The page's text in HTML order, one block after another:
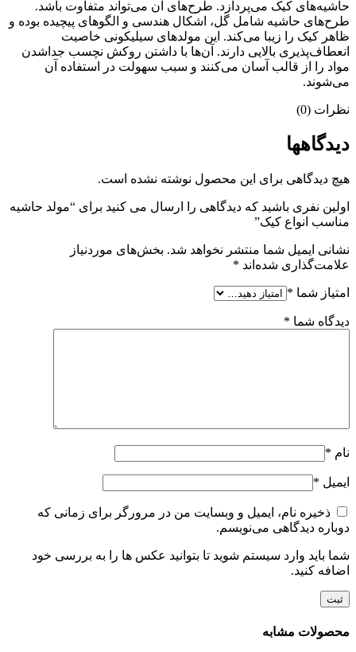
حاشیه‌های کیک می‌پردازد. طرح‌های آن می‌تواند متفاوت باشد.
طرح‌های حاشیه شامل گل، اشکال هندسی و الگوهای پیچیده بوده و
ظاهر کیک را زیبا می‌کند. این مولدهای سیلیکونی خاصیت
انعطاف‌پذیری بالایی دارند. آن‌ها با داشتن روکش نچسب جداشدن
مواد را از قالب آسان می‌کنند و سبب سهولت در استفاده آن
می‌شوند.
نظرات (0)
دیدگاهها
هیچ دیدگاهی برای این محصول نوشته نشده است.
اولین نفری باشید که دیدگاهی را ارسال می کنید برای “مولد حاشیه
مناسب انواع کیک”
نشانی ایمیل شما منتشر نخواهد شد. بخش‌های موردنیاز
علامت‌گذاری شده‌اند *
امتیاز شما *
دیدگاه شما *
نام *
ایمیل *
ذخیره نام، ایمیل و وبسایت من در مرورگر برای زمانی که
دوباره دیدگاهی می‌نویسم.
شما باید وارد سیستم شوید تا بتوانید عکس ها را به بررسی خود
اضافه کنید.
محصولات مشابه